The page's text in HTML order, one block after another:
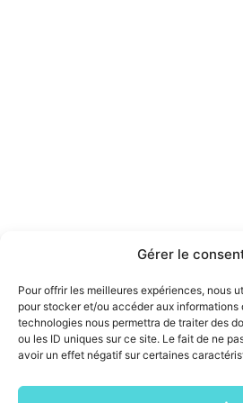
Gérer le
Pour offrir les meilleures expériences, nous
pour stocker et/ou accéder aux
technologies nous permettra de traiter des
ou les ID uniques sur ce site. Le fait de ne
avoir un effet négatif sur certaines